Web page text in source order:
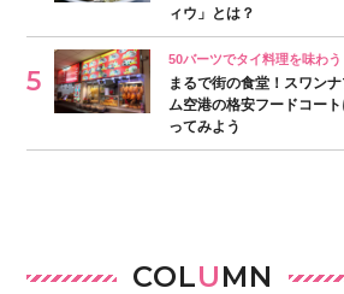
ィウ」とは？
50バーツでタイ料理を味わう
まるで街の食堂！スワン
ム空港の格安フードコート
ってみよう
COLUMN